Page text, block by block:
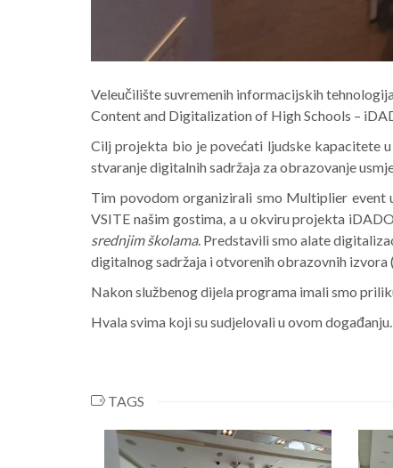
Veleučilište suvremenih informacijskih
Content and Digitalization of High Schools –
Cilj projekta bio je povećati ljudske kapacitete
stvaranje digitalnih sadržaja za obrazovanje
Tim povodom organizirali smo Multiplier event
VSITE našim gostima, a u okviru projekta
srednjim školama. Predstavili smo alate
digitalnog sadržaja i otvorenih obrazovnih izvora
Nakon službenog dijela programa imali smo
Hvala svima koji su sudjelovali u ovom događanju.
TAGS